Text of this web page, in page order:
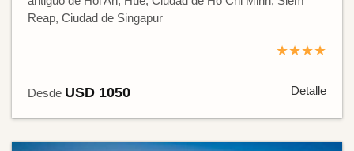
Reap, Ciudad de Singapur
★★★★
Desde USD 1050 Detalle